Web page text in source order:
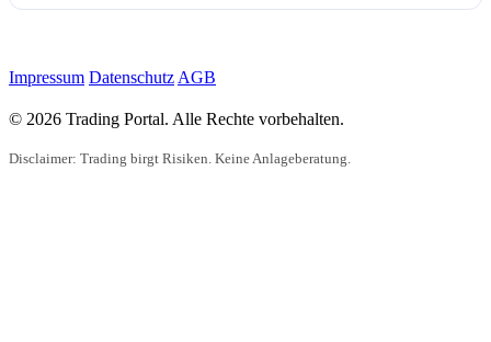
Impressum Datenschutz AGB
© 2026 Trading Portal. Alle Rechte vorbehalten.
Disclaimer: Trading birgt Risiken. Keine Anlageberatung.